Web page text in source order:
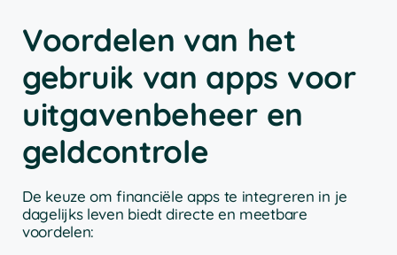
Voordelen van het
gebruik van apps voor
uitgavenbeheer en
geldcontrole
De keuze om financiële apps te integreren in je
dagelijks leven biedt directe en meetbare
voordelen: